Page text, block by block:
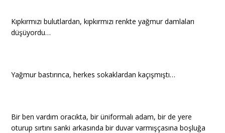
Kıpkırmızı bulutlardan, kıpkırmızı renkte yağmur damlaları
düşüyordu…
Yağmur bastırınca, herkes sokaklardan kaçışmıştı…
Bir ben vardım oracıkta, bir üniformalı adam, bir de yere
oturup sırtını sanki arkasında bir duvar varmışçasına boşluğa